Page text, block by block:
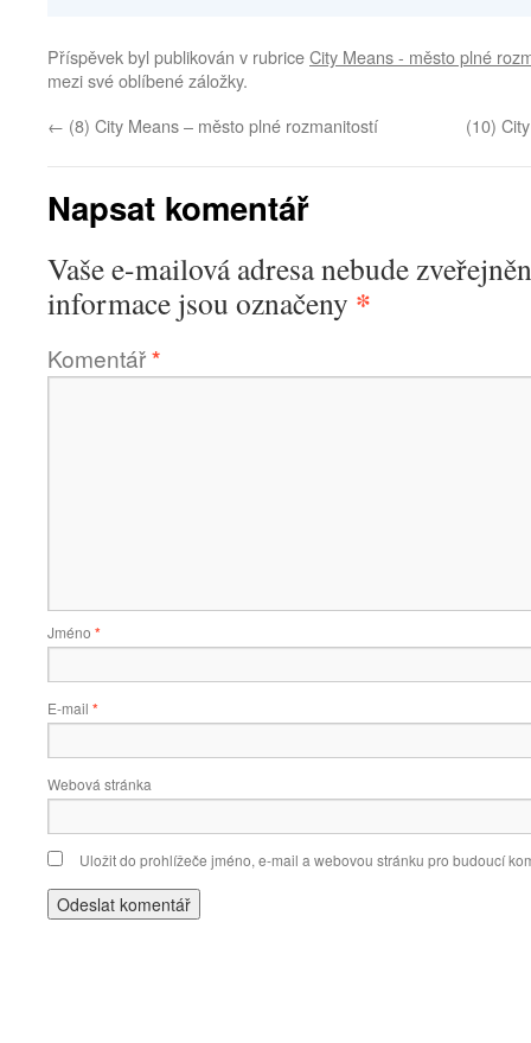
Příspěvek byl publikován v rubriceCity Means - město plné
mezi své oblíbené záložky.
← (8) City Means – město plné rozmanitostí (10)
Napsat komentář
Vaše e-mailová adresa nebude
informace jsou označeny *
Komentář*
Jméno *
E-mail *
Webová stránka
Uložit do prohlížeče jméno, e-mail a webovou stránku pro budoucí